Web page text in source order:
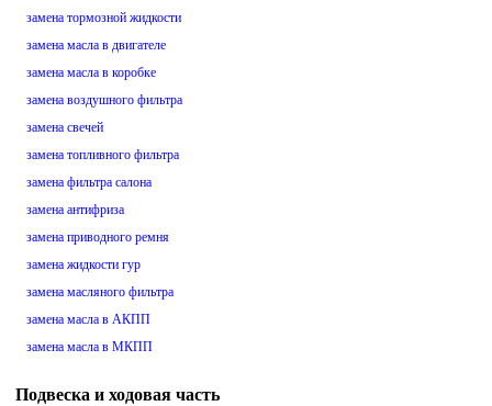
замена тормозной жидкости
замена масла в двигателе
замена масла в коробке
замена воздушного фильтра
замена свечей
замена топливного фильтра
замена фильтра салона
замена антифриза
замена приводного ремня
замена жидкости гур
замена масляного фильтра
замена масла в АКПП
замена масла в МКПП
Подвеска и ходовая часть